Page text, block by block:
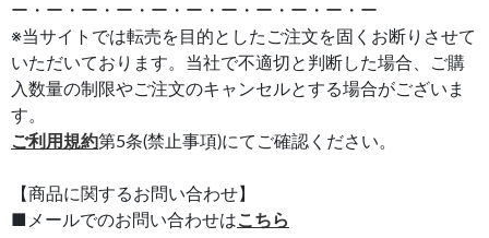
ー・ー・ー・ー・ー・ー・ー・ー・ー・ー・ー
※当サイトでは転売を目的としたご注文を固くお断りさせて
いただいております。当社で不適切と判断した場合、ご購
入数量の制限やご注文のキャンセルとする場合がございま
す。
ご利用規約第5条(禁止事項)にてご確認ください。
【商品に関するお問い合わせ】
■メールでのお問い合わせはこちら